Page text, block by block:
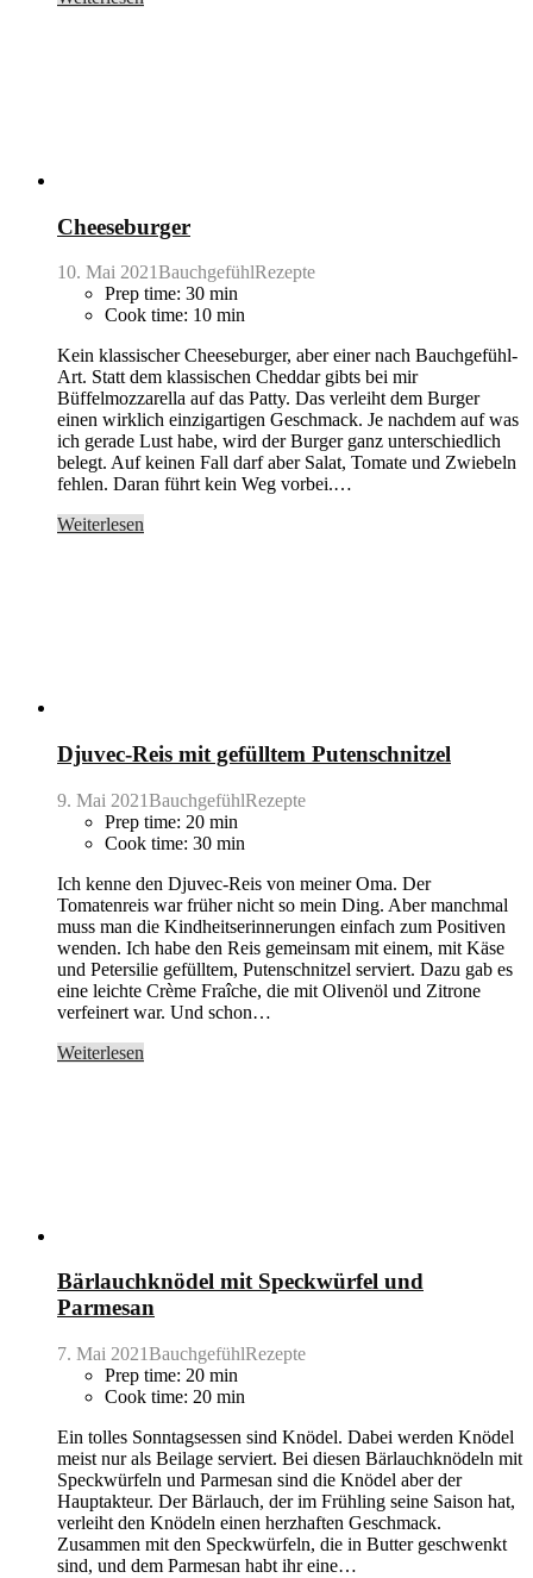
Cheeseburger
10. Mai 2021BauchgefühlRezepte
Prep time: 30 min
Cook time: 10 min
Kein klassischer Cheeseburger, aber einer nach Bauchgefühl-
Art. Statt dem klassischen Cheddar gibts bei mir
Büffelmozzarella auf das Patty. Das verleiht dem Burger
einen wirklich einzigartigen Geschmack. Je nachdem auf was
ich gerade Lust habe, wird der Burger ganz unterschiedlich
belegt. Auf keinen Fall darf aber Salat, Tomate und Zwiebeln
fehlen. Daran führt kein Weg vorbei.…
Weiterlesen
Djuvec-Reis mit gefülltem Putenschnitzel
9. Mai 2021BauchgefühlRezepte
Prep time: 20 min
Cook time: 30 min
Ich kenne den Djuvec-Reis von meiner Oma. Der
Tomatenreis war früher nicht so mein Ding. Aber manchmal
muss man die Kindheitserinnerungen einfach zum Positiven
wenden. Ich habe den Reis gemeinsam mit einem, mit Käse
und Petersilie gefülltem, Putenschnitzel serviert. Dazu gab es
eine leichte Crème Fraîche, die mit Olivenöl und Zitrone
verfeinert war. Und schon…
Weiterlesen
Bärlauchknödel mit Speckwürfel und
Parmesan
7. Mai 2021BauchgefühlRezepte
Prep time: 20 min
Cook time: 20 min
Ein tolles Sonntagsessen sind Knödel. Dabei werden Knödel
meist nur als Beilage serviert. Bei diesen Bärlauchknödeln mit
Speckwürfeln und Parmesan sind die Knödel aber der
Hauptakteur. Der Bärlauch, der im Frühling seine Saison hat,
verleiht den Knödeln einen herzhaften Geschmack.
Zusammen mit den Speckwürfeln, die in Butter geschwenkt
sind, und dem Parmesan habt ihr eine…